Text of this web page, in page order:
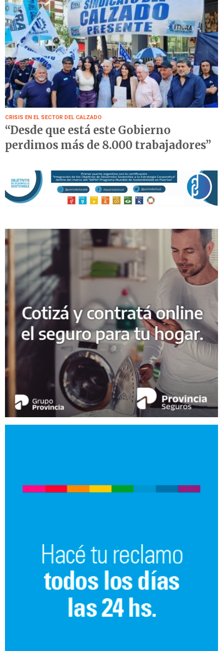
CRISIS EN EL SECTOR DEL CALZADO
“Desde que está este Gobierno
perdimos más de 8.000 trabajadores”